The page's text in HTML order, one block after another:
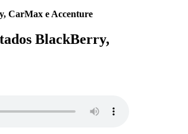
CarMax e Accenture
BlackBerry,